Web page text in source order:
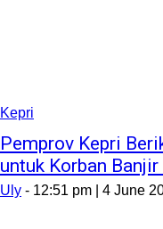
Kepri
Pemprov Kepri
untuk Korban
Uly - 12:51 pm | 4 June